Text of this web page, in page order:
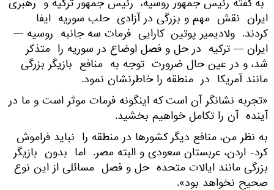
به گفته رئیس جمهور روسیه، رئیس جمهور ترکیه و رهبری
ایران نقش مهم و بزرگی در آزادی حلب سوریه ایفا
کردند. ولادیمیر پوتین کارایی فرمات سه جانبه روسیه —
ایران — ترکیه در حل و فصل اوضاع در سوریه را متذکر
شد، و در عین حال ضرورت توجه به منافع بازیگر بزرگی
مانند آمریکا در منطقه را خاطرنشان نمود.
«تجربه نشانگر آن است که اینگونه فرمات موثر است و ما در
آینده آن را تکامل خواهیم بخشید.
به نظر من، منافع دیگر کشورها در منطقه را نباید فراموش
کرد- اردن، عربستان سعودی و البته مصر. اما بدون بازیگر
بزرگی مانند ایالات متحده حل و فصل مسائلی از این نوع
صحیح نخواهد بود».